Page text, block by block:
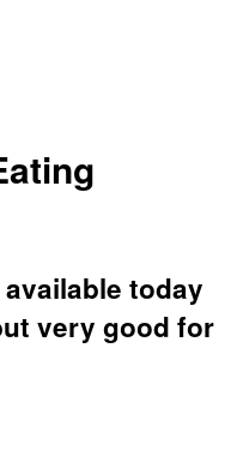
today
very good for